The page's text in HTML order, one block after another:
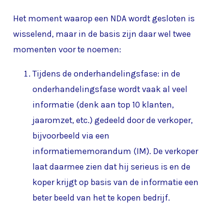
Het moment waarop een NDA wordt gesloten is
wisselend, maar in de basis zijn daar wel twee
momenten voor te noemen:
Tijdens de onderhandelingsfase: in de
onderhandelingsfase wordt vaak al veel
informatie (denk aan top 10 klanten,
jaaromzet, etc.) gedeeld door de verkoper,
bijvoorbeeld via een
informatiememorandum (IM). De verkoper
laat daarmee zien dat hij serieus is en de
koper krijgt op basis van de informatie een
beter beeld van het te kopen bedrijf.